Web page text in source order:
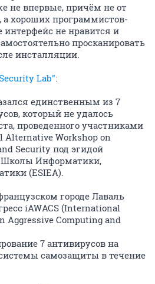
не впервые, причём не от
а хороших программистов-
интерфейс не нравится и
просканировать
инсталляции.
Lab":
единственным из 7
который не удалось
проведенного участниками
Alternative Workshop on
Security под эгидой
Информатики,
(ESIEA).
городе Лаваль
iAWACS (International
Aggressive Computing and
7 антивирусов на
самозащиты в течение